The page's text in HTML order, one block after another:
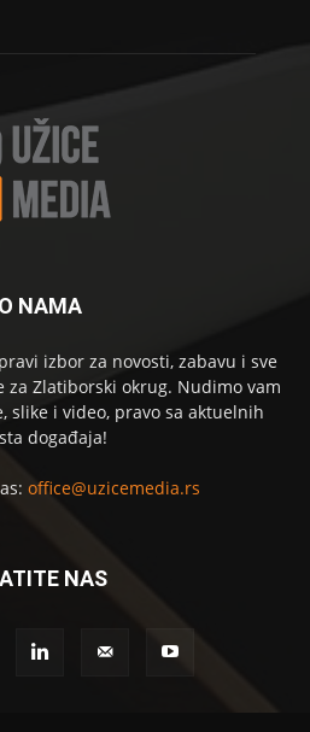
O NAMA
izbor za novosti, zabavu i sve
za Zlatiborski okrug. Nudimo vam
slike i video, pravo sa aktuelnih
događaja!
office@uzicemedia.rs
NAS